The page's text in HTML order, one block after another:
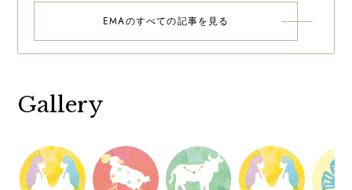
EMAのすべての記事を見る
Gallery